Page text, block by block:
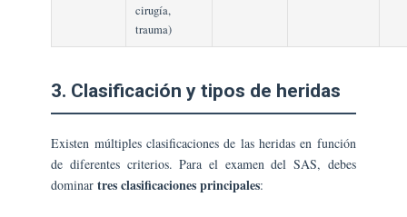
cirugía,
trauma)
3. Clasificación y tipos de heridas
Existen múltiples clasificaciones de las heridas en función
de diferentes criterios. Para el examen del SAS, debes
dominartres clasificaciones principales: